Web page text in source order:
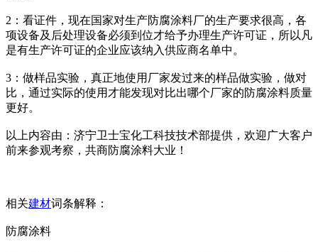
2：看证件，现在国家对生产防腐涂料厂的生产要求很高，各
项设备及后处理设备必须到位才给予办理生产许可证，所以凡
是有生产许可证的企业应该纳入供应商名单中。
3：做样品实验，真正地使用厂家发过来的样品做实验，做对
比，通过实际的使用才能发现对比出哪个厂家的防腐涂料质量
更好。
以上内容由：济宁卫士宝化工科技技术部提供，欢迎广大客户
前来参观考察，共商防腐涂料大业！
相关建材词条解释：
防腐涂料